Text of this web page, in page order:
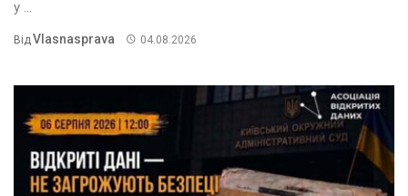
у ...
Від Vlasnasprava 04.08.2026